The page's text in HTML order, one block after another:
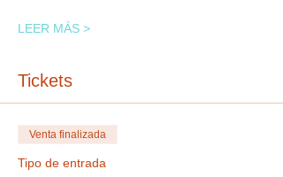
LEER MÁS >
Tickets
Venta finalizada
Tipo de entrada